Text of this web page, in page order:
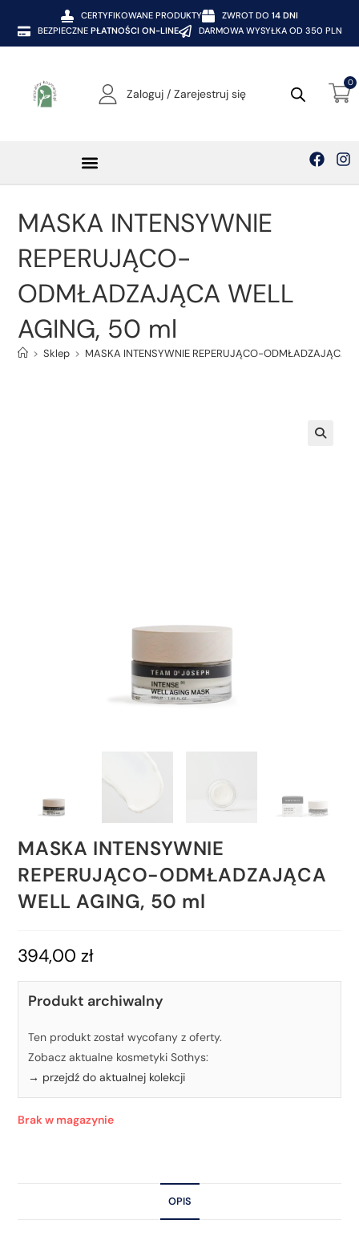
CERTYFIKOWANE PRODUKTY ZWROT DO 14 DNI
BEZPIECZNE PŁATNOŚCI ON-LINE DARMOWA WYSYŁKA OD 350 PLN
Zaloguj / Zarejestruj się
0
MASKA INTENSYWNIE
REPERUJĄCO-
ODMŁADZAJĄCA WELL
AGING, 50 ml
> Sklep > MASKA INTENSYWNIE REPERUJĄCO-ODMŁADZAJĄCA
MASKA INTENSYWNIE
REPERUJĄCO-ODMŁADZAJĄCA
WELL AGING, 50 ml
394,00zł
Produkt archiwalny
Ten produkt został wycofany z oferty.
Zobacz aktualne kosmetyki Sothys:
→ przejdź do aktualnej kolekcji
Brak w magazynie
OPIS